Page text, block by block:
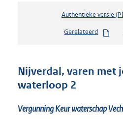
Authentieke versie
Gerelateerd
Nijverdal, varen met
waterloop 2
Vergunning Keur waterschap